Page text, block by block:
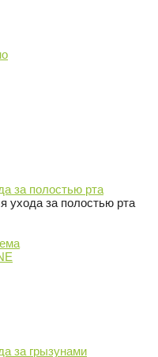
за полостью рта
ухода за полостью рта
за грызунами